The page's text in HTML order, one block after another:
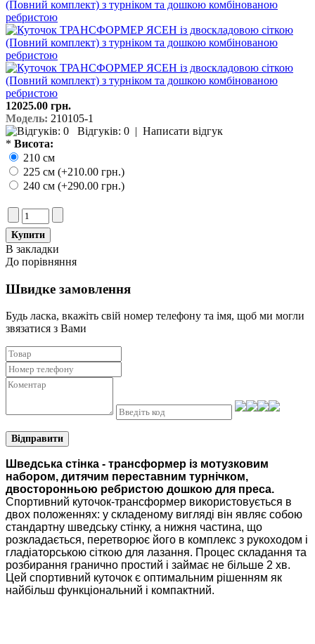
12025.00 грн.
Модель: 210105-1
Відгуків: 0 | Написати відгук
* Висота:
210 см
225 см (+210.00 грн.)
240 см (+290.00 грн.)
В закладки
До порівняння
Швидке замовлення
Будь ласка, вкажіть свій номер телефону та iмя, щоб ми могли
звязатися з Вами
Відправити
Шведська стінка - трансформер із мотузковим
набором, дитячим переставним турнічком,
двосторонньою ребристою дошкою для преса.
Спортивний куточок-трансформер використовується в
двох положеннях: у складеному вигляді він являє собою
стандартну шведську стінку, а нижня частина, що
розкладається, перетворює його в комплекс з рукоходом і
гладіаторською сіткою для лазання. Процес складання та
розбирання гранично простий і займає не більше 2 хв.
Цей спортивний куточок є оптимальним рішенням як
найбільш функціональний і компактний.